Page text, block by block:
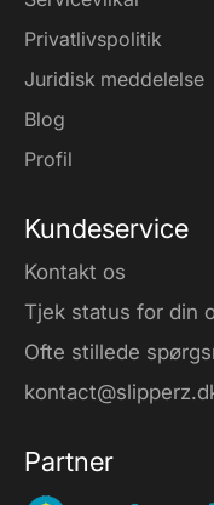
Privatlivspolitik
Juridisk meddelelse
Blog
Profil
Kundeservice
Kontakt os
Tjek status for din
Ofte stillede
Partner